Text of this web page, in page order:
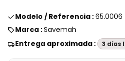
Modelo / Referencia :65.0006
Marca :Savemah
Entrega aproximada :
3 días